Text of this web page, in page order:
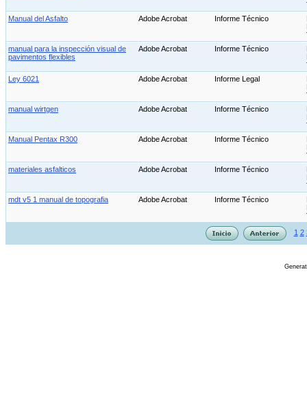
Manual del Asfalto
Adobe Acrobat Informe Técnico
manual para la inspección visual de
pavimentos flexibles
Adobe Acrobat Informe Técnico
Ley 6021
Adobe Acrobat Informe Legal
manual wirtgen
Adobe Acrobat Informe Técnico
Manual Pentax R300
Adobe Acrobat Informe Técnico
materiales asfalticos
Adobe Acrobat Informe Técnico
mdt v5 1 manual de topografia
Adobe Acrobat Informe Técnico
1 2